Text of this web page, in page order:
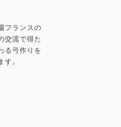
フランスの
交流で得た
る弓作りを
。